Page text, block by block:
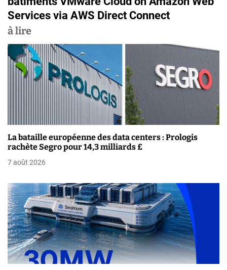
g
a
t
d
e
l
’
a
r
t
i
Services via AWS Direct Connect
à lire
La bataille européenne des data centers : Prologis
rachète Segro pour 14,3 milliards £
7 août 2026